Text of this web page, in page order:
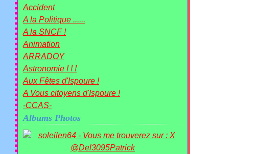
Accident
A la Politique ......
A la SNCF !
Animation
ARRADOY
Astronomie ! ! !
Aux Fêtes d'Ispoure !
A Vous citoyens d'Ispoure !
-CCAS-
Albums Photos